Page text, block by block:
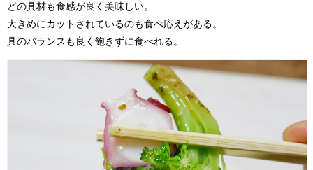
どの具材も食感が良く美味しい。
大きめにカットされているのも食べ応えがある。
具のバランスも良く飽きずに食べれる。